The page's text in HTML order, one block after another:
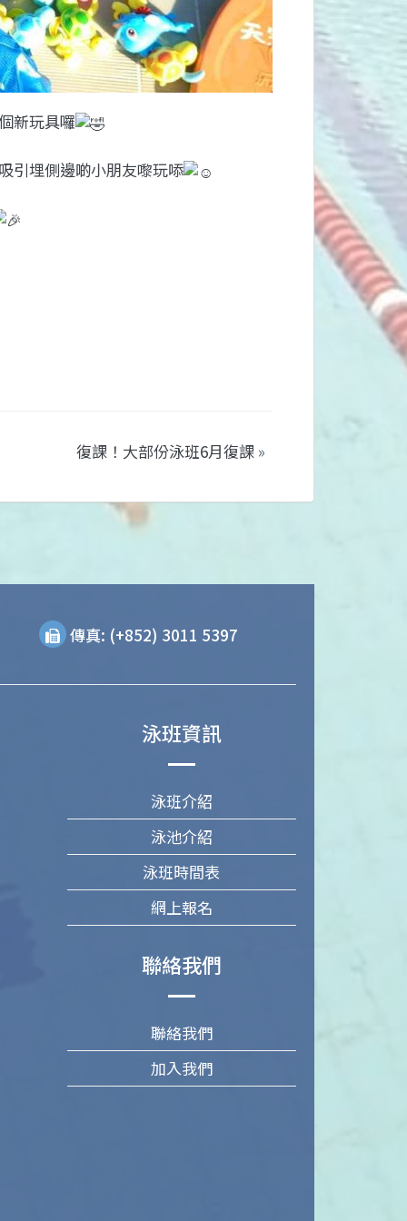
新玩具囉
引埋側邊啲小朋友嚟玩㖭
復課！大部份泳班6月復課 »
傳真: (+852) 3011 5397
泳班資訊
泳班介紹
泳池介紹
泳班時間表
網上報名
聯絡我們
聯絡我們
加入我們